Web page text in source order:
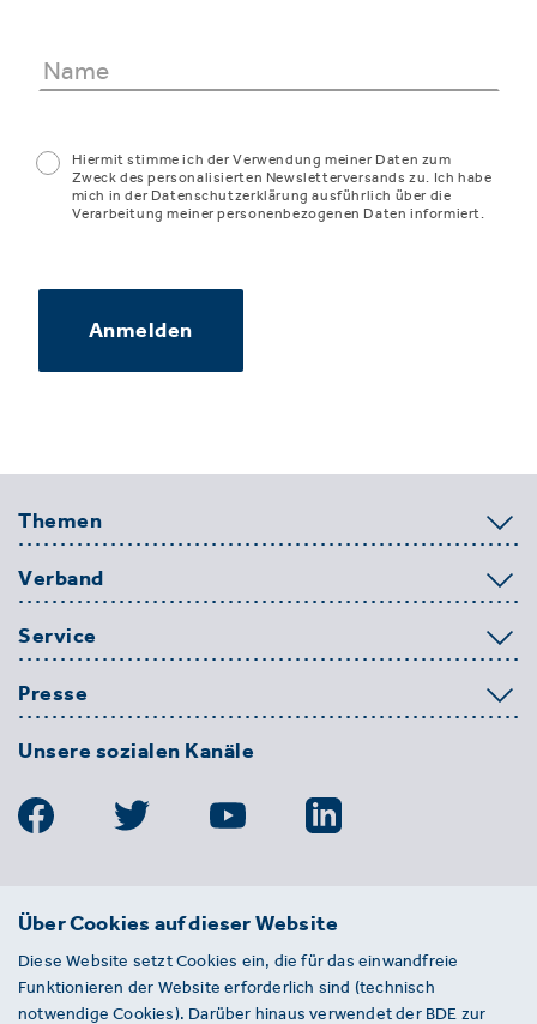
Hiermit stimme ich der Verwendung meiner Daten zum
Zweck des personalisierten Newsletterversands zu. Ich habe
mich in der Datenschutzerklärung ausführlich über die
Verarbeitung meiner personenbezogenen Daten informiert.
Anmelden
Themen
Verband
Service
Presse
Unsere sozialen Kanäle
BDE
Entsorgungs-, Wasser- und
Kreislaufwirtschaft e. V.
Über Cookies auf dieser Website
Diese Website setzt Cookies ein, die für das einwandfreie
Funktionieren der Website erforderlich sind (technisch
notwendige Cookies). Darüber hinaus verwendet der BDE zur